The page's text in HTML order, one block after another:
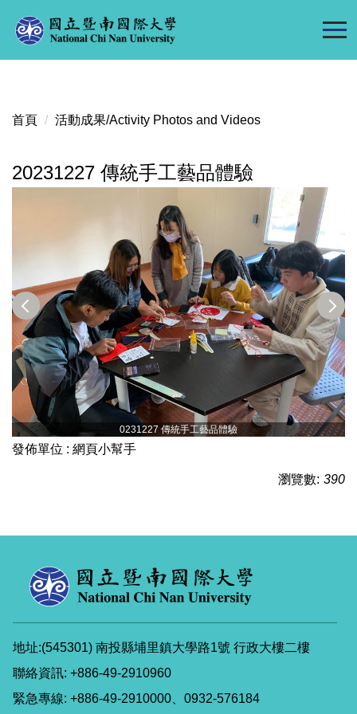
到
區
首頁 活動成果/Activity Photos and Videos
20231227 傳統手工藝品體驗
0231227 傳統手工藝品體驗
發佈單位 : 網頁小幫手
瀏覽數: 390
地址:(545301) 南投縣埔里鎮大學路1號 行政大樓二樓
聯絡資訊: +886-49-2910960
緊急專線: +886-49-2910000、0932-576184